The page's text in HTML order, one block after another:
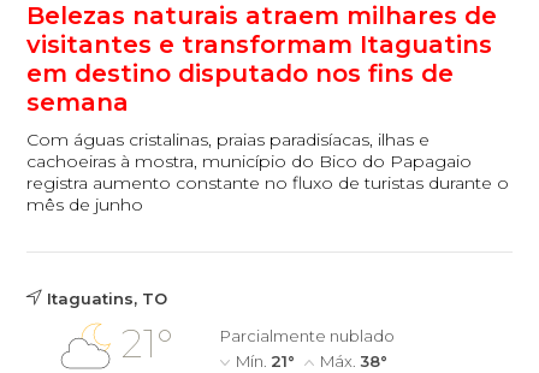
Belezas naturais atraem milhares de
visitantes e transformam Itaguatins
em destino disputado nos fins de
semana
Com águas cristalinas, praias paradisíacas, ilhas e
cachoeiras à mostra, município do Bico do Papagaio
registra aumento constante no fluxo de turistas durante o
mês de junho
Itaguatins, TO
21°
Parcialmente nublado
Mín. 21° Máx.38°